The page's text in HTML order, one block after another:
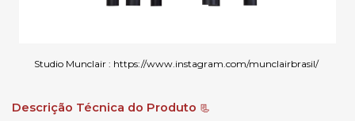
Studio Munclair : https://www.instagram.com/munclairbrasil/
Descrição Técnica do Produto 📃